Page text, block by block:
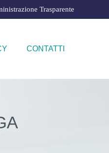
Trasparente
CONTATTI